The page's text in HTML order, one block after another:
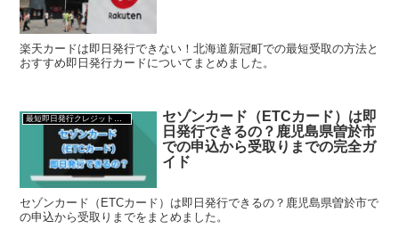
楽天カードは即日発行できない！北海道新冠町での最短受取の方法と
おすすめ即日発行カードについてまとめました。
最短即日発行クレジットカード
セゾンカード（ETCカード）は即
日発行できるの？鹿児島県曽於市
での申込から受取りまでの完全ガ
イド
セゾンカード（ETCカード）は即日発行できるの？鹿児島県曽於市で
の申込から受取りまでをまとめました。